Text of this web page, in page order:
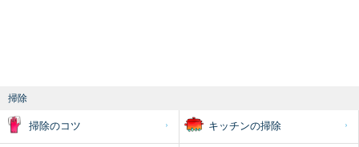
掃除
掃除のコツ キッチンの掃除